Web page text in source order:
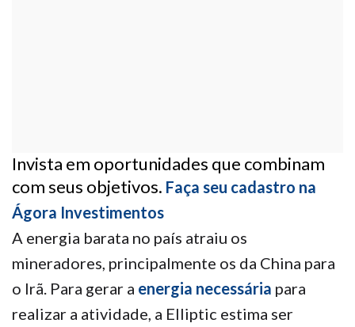
Invista em oportunidades que combinam
com seus objetivos. Faça seu cadastro na
Ágora Investimentos
A energia barata no país atraiu os
mineradores, principalmente os da China para
o Irã. Para gerar a energia necessária para
realizar a atividade, a Elliptic estima ser